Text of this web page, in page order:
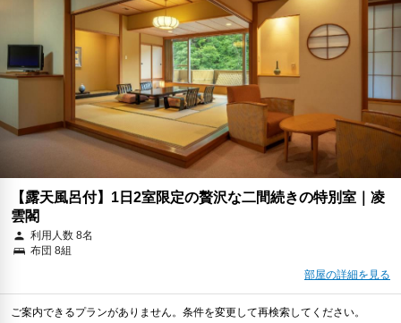
【露天風呂付】1日2室限定の贅沢な二間続きの特別室｜凌
雲閣
利用人数 8名
布団 8組
部屋の詳細を見る
ご案内できるプランがありません。条件を変更して再検索してください。